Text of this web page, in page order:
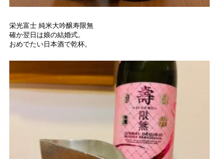
栄光富士 純米大吟醸寿限無
確か翌日は娘の結婚式。
おめでたい日本酒で乾杯。